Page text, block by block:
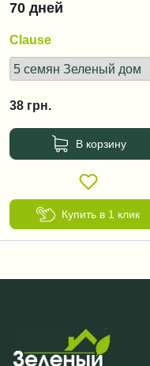
70 дней
Clause
38 грн.
В корзину
Купить в 1 клик